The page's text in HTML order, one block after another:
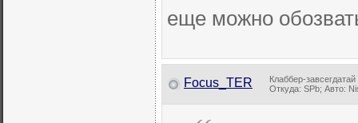
еще можно
Focus_TER
Клаббер-завсегдатай
Откуда: SPb; Авто: